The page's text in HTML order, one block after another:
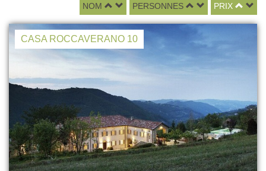
NOM PERSONNES PRIX
CASA ROCCAVERANO 10